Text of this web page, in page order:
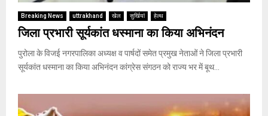
Breaking News uttrakhand खेल सुर्खियां हेल्थ
जिला प्रभारी सूर्यकांत धस्माना का किया अभिनंदन
पुरोला के विजई नगरपालिका अध्यक्ष व पार्षदों समेत प्रमुख नेताओं ने जिला प्रभारी
सूर्यकांत धस्माना का किया अभिनंदन कांग्रेस संगठन को राज्य भर में बूथ...